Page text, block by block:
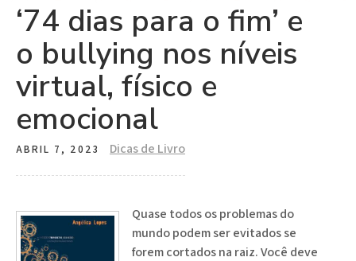
Skip
content
‘74 dias para o fim’ e
o bullying nos níveis
virtual, físico e
emocional
ABRIL 7, 2023 Dicas de Livro
Quase todos os problemas do
mundo podem ser evitados se
forem cortados na raiz.Você deve